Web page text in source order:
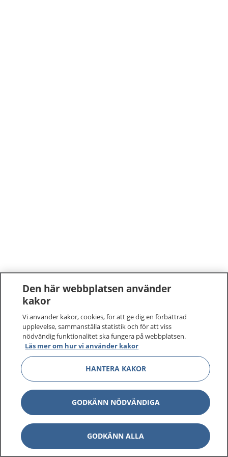
Den här webbplatsen använder
kakor
Vi använder kakor, cookies, för att ge dig en förbättrad
upplevelse, sammanställa statistik och för att viss
nödvändig funktionalitet ska fungera på webbplatsen.
Läs mer om hur vi använder kakor
HANTERA KAKOR
GODKÄNN NÖDVÄNDIGA
GODKÄNN ALLA